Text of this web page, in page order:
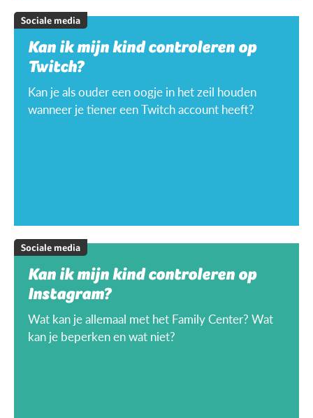
Sociale media
Kan ik mijn kind controleren op
Twitch?
Kan je als ouder een oogje in het zeil houden
wanneer je tiener een Twitch account heeft?
Sociale media
Kan ik mijn kind controleren op
Instagram?
Wat kan je allemaal met het Family Center? Wat
kan je beperken en wat niet?